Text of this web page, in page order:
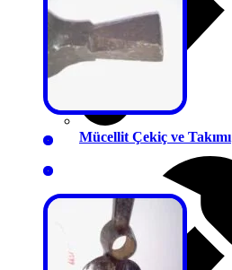
Mücellit Çekiç ve Takımı